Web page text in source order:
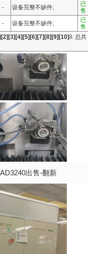
- 设备完整不缺件;
已
售
- 设备完整不缺件;
已
售
2][3][4][5][6][7][8][9][10]8:总共
出售-翻新